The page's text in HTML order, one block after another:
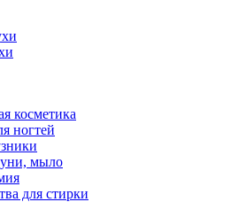
косметика
ногтей
мыло
для стирки